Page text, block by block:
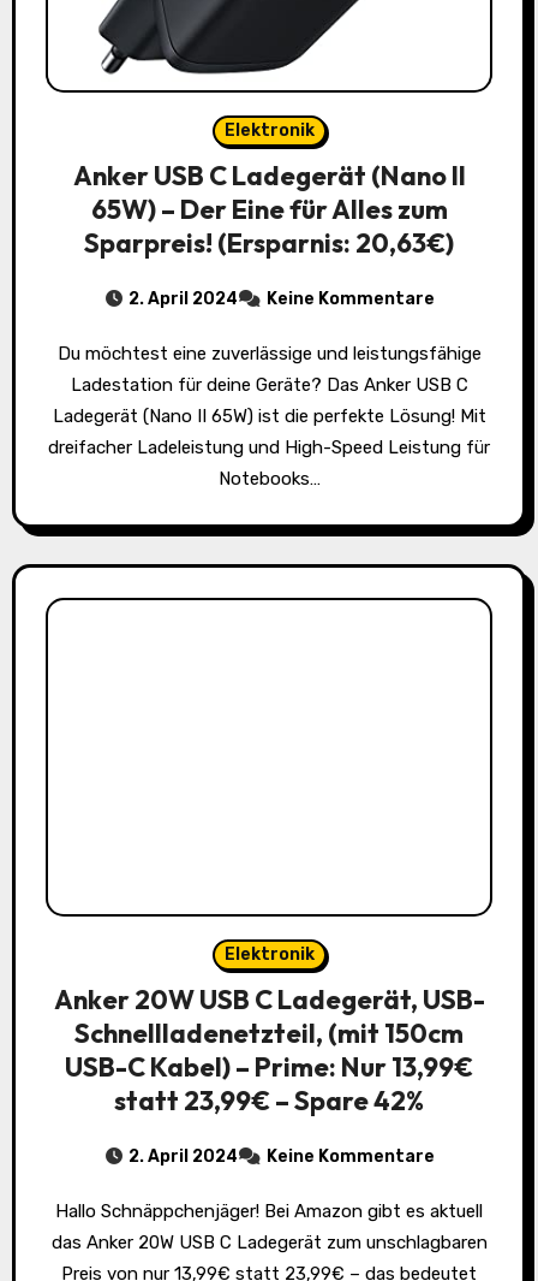
Elektronik
Anker USB C Ladegerät (Nano II
65W) – Der Eine für Alles zum
Sparpreis! (Ersparnis: 20,63€)
2. April 2024 Keine Kommentare
Du möchtest eine zuverlässige und leistungsfähige
Ladestation für deine Geräte? Das Anker USB C
Ladegerät (Nano II 65W) ist die perfekte Lösung! Mit
dreifacher Ladeleistung und High-Speed Leistung für
Notebooks…
Elektronik
Anker 20W USB C Ladegerät, USB-
Schnellladenetzteil, (mit 150cm
USB-C Kabel) – Prime: Nur 13,99€
statt 23,99€ – Spare 42%
2. April 2024 Keine Kommentare
Hallo Schnäppchenjäger! Bei Amazon gibt es aktuell
das Anker 20W USB C Ladegerät zum unschlagbaren
Preis von nur 13,99€ statt 23,99€ – das bedeutet